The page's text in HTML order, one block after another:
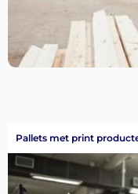
Pallets met print